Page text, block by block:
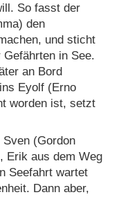
So fasst der
den
und sticht
in See.
an Bord
Eyolf (Erno
worden ist, setzt
(Gordon
Erik aus dem Weg
Seefahrt wartet
Dann aber,